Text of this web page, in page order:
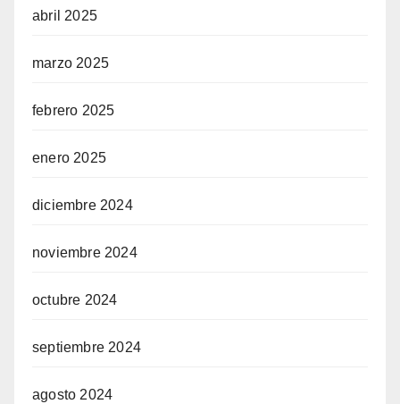
abril 2025
marzo 2025
febrero 2025
enero 2025
diciembre 2024
noviembre 2024
octubre 2024
septiembre 2024
agosto 2024